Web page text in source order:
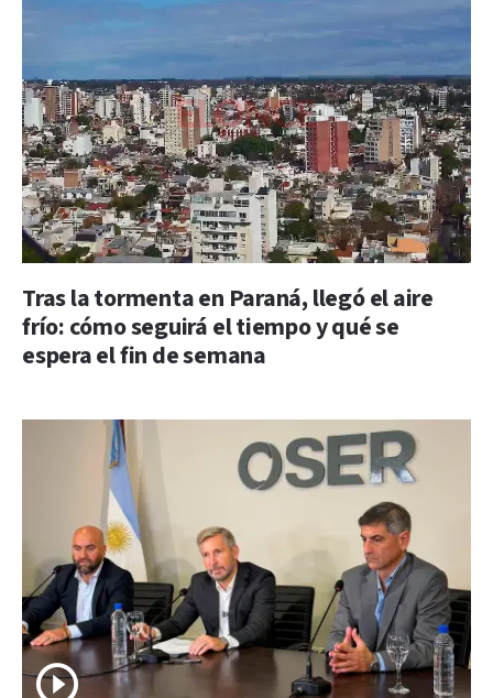
Tras la tormenta en Paraná, llegó el aire
frío: cómo seguirá el tiempo y qué se
espera el fin de semana